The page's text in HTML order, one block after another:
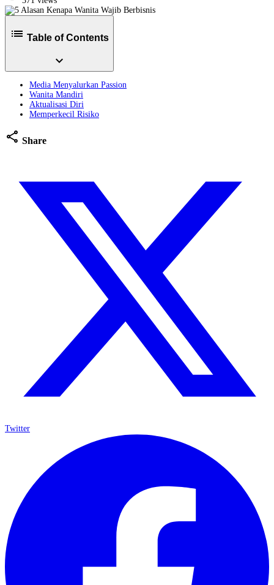
list Table of Contents
expand_more
Media Menyalurkan Passion
Wanita Mandiri
Aktualisasi Diri
Memperkecil Risiko
share Share
Twitter